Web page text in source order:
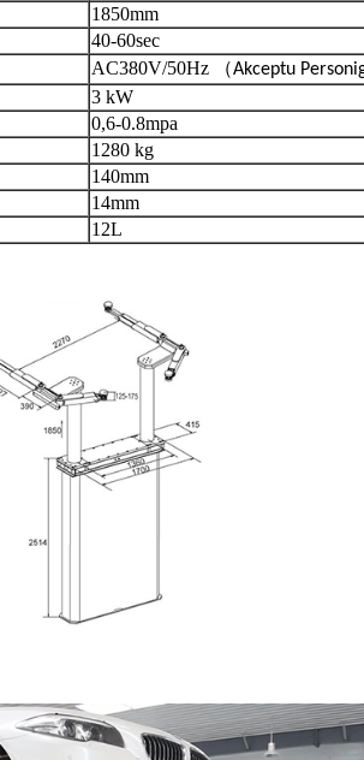
1850mm
40-60sec
AC380V/50Hz （Akceptu
3 kW
0,6-0.8mpa
1280 kg
140mm
14mm
12L